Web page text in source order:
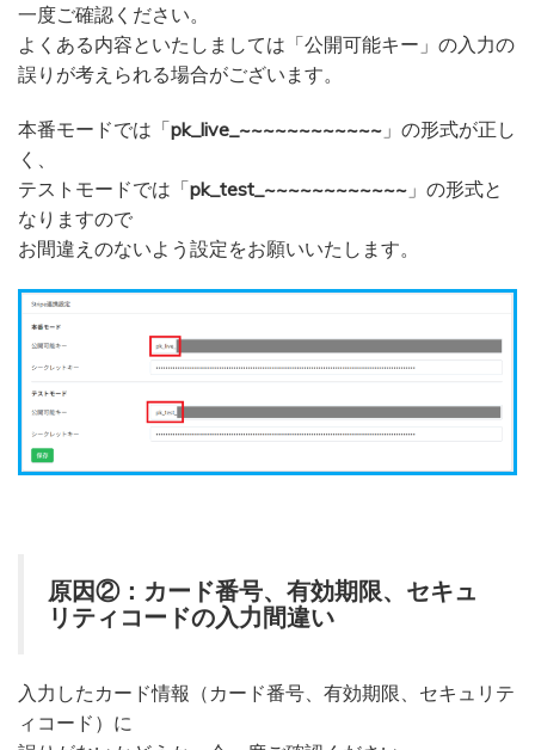
一度ご確認ください。
よくある内容といたしましては「公開可能キー」の入力の
誤りが考えられる場合がございます。
本番モードでは「pk_live_~~~~~~~~~~~~ 」の形式が正し
く、
テストモードでは「pk_test_~~~~~~~~~~~~ 」の形式と
なりますので
お間違えのないよう設定をお願いいたします。
原因②：カード番号、有効期限、セキュ
リティコードの入力間違い
入力したカード情報（カード番号、有効期限、セキュリテ
ィコード）に